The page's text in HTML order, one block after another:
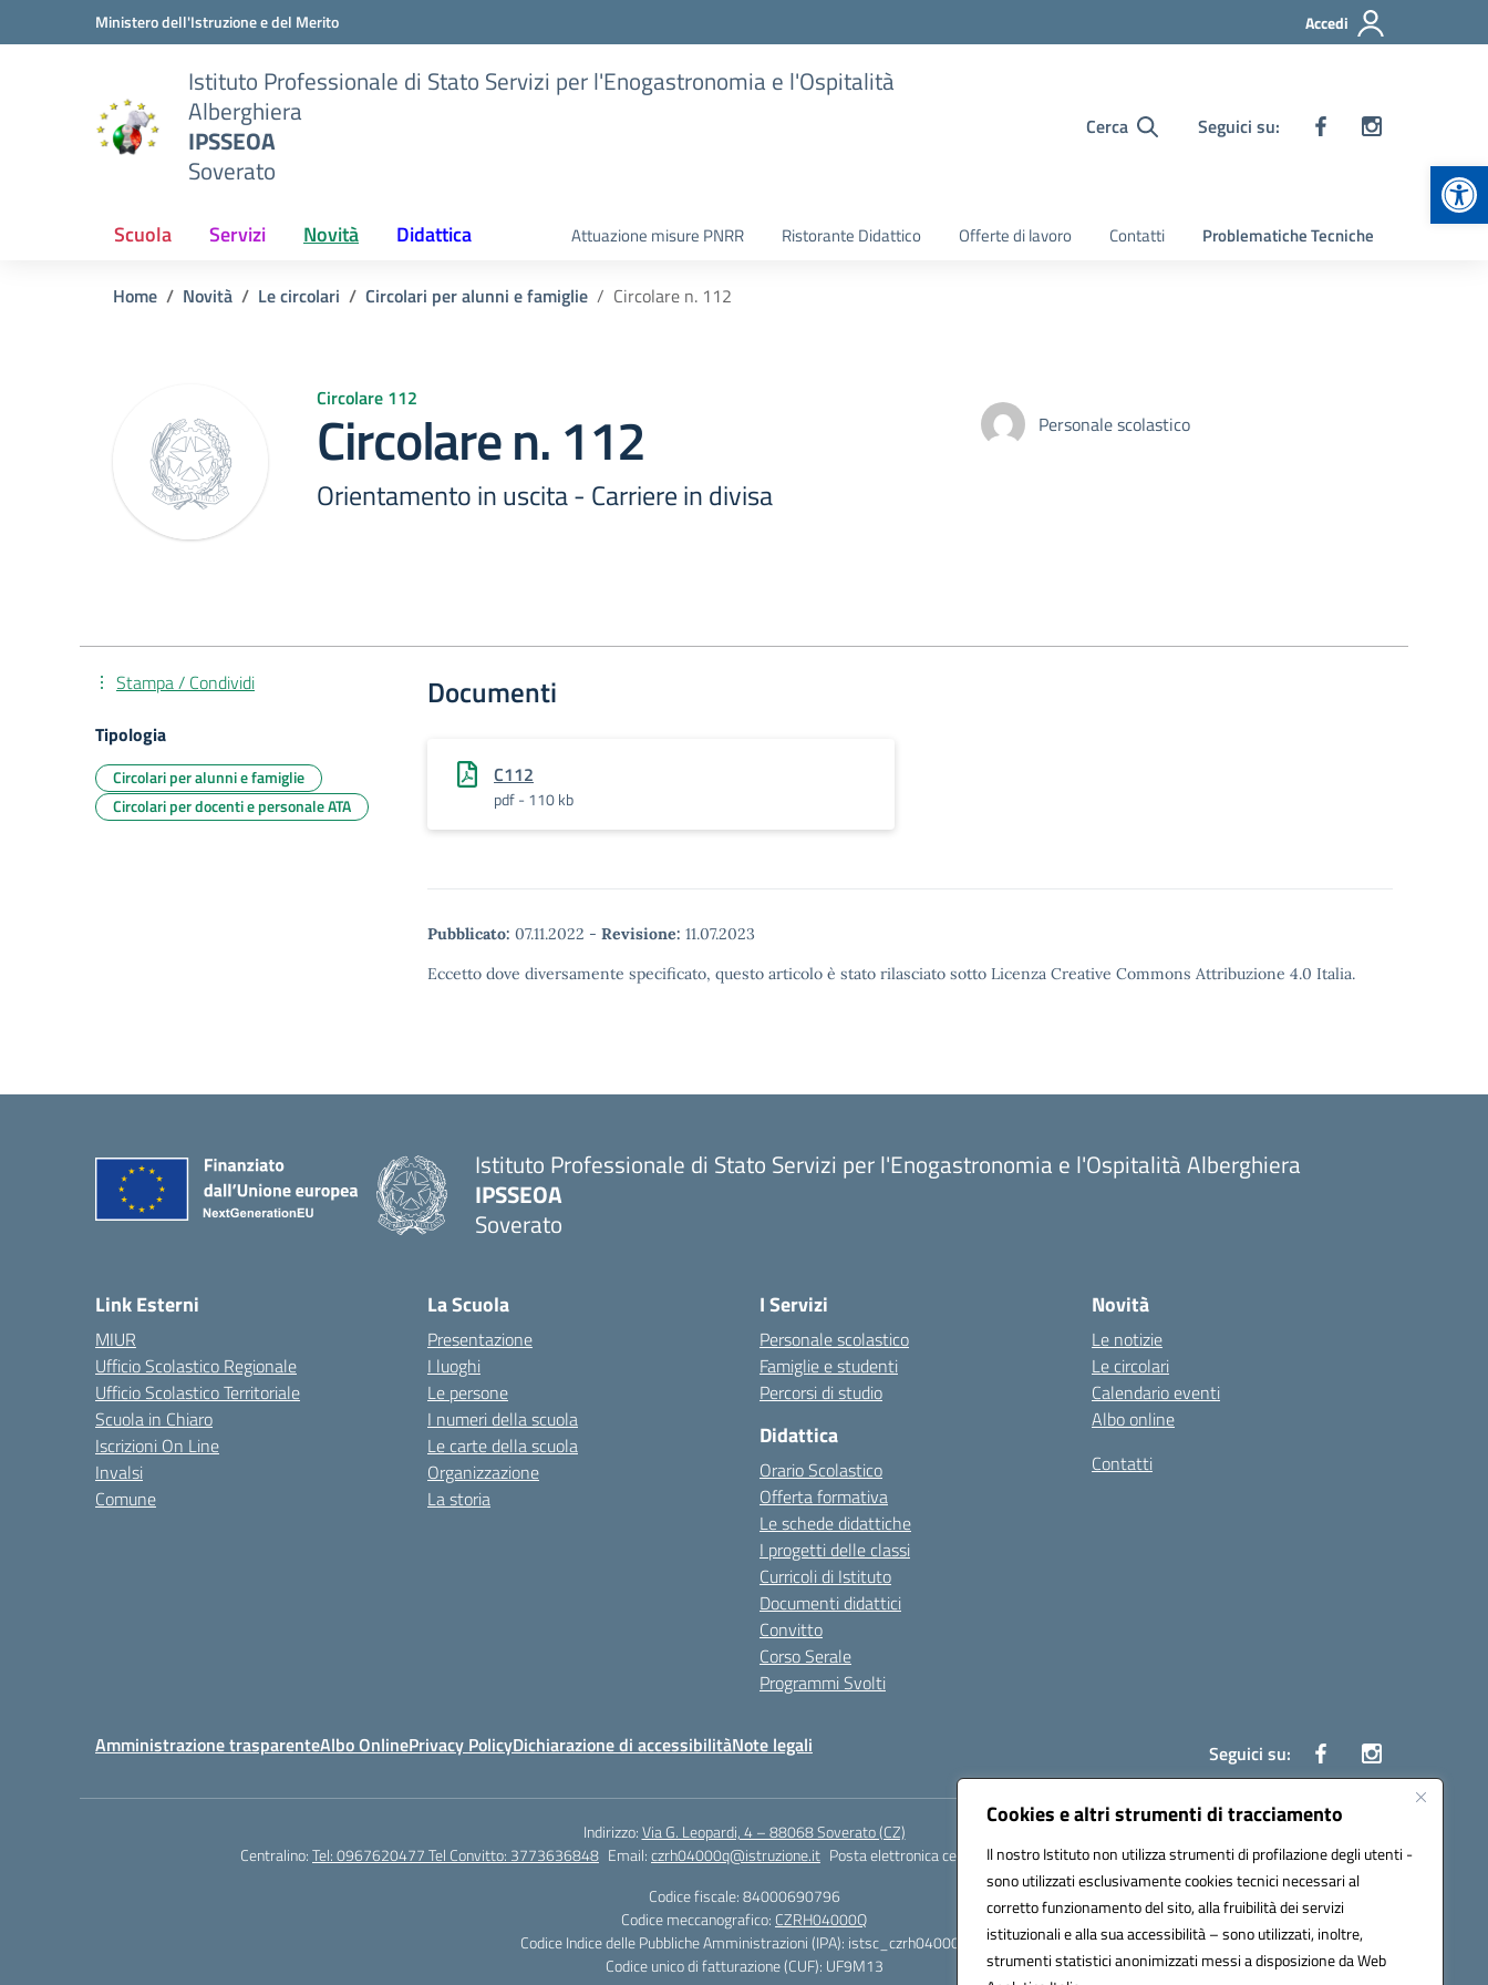
Cookies e altri strumenti di tracciamento
Il nostro Istituto non utilizza strumenti di profilazione degli utenti -
sono utilizzati esclusivamente cookies tecnici necessari al
corretto funzionamento del sito, alla fruibilità dei servizi
istituzionali e alla sua accessibilità – sono utilizzati, inoltre,
strumenti statistici anonimizzati messi a disposizione da Web
Vai ai contenuti
Vai al menu di navigazioneMinistero dell'Istruzione e del Merito Accedi
Istituto Professionale di Stato Servizi per l'Enogastronomia e l'Ospitalità
Alberghiera
IPSSEOA
Soverato
Cerca Seguici su:
Scuola Servizi Novità Didattica Attuazione misure PNRR Ristorante Didattico Offerte di lavoro Contatti Problematiche Tecniche
Home Novità Le circolari Circolari per alunni e famiglie Circolare n. 112
Circolare 112
Circolare n. 112
Orientamento in uscita - Carriere in divisa
Personale scolastico
Documenti
C112
pdf - 110 kb
Pubblicato: 07.11.2022 - Revisione: 11.07.2023
Eccetto dove diversamente specificato, questo articolo è stato rilasciato sotto Licenza Creative Commons Attribuzione 4.0 Italia.
Stampa / Condividi
Tipologia
Circolari per alunni e famiglie
Circolari per docenti e personale ATA
Istituto Professionale di Stato Servizi per l'Enogastronomia e l'Ospitalità Alberghiera
IPSSEOA
Soverato
Link Esterni
MIUR
Ufficio Scolastico Regionale
Ufficio Scolastico Territoriale
Scuola in Chiaro
Iscrizioni On Line
Invalsi
Comune
La Scuola
Presentazione
I luoghi
Le persone
I numeri della scuola
Le carte della scuola
Organizzazione
La storia
I Servizi
Personale scolastico
Famiglie e studenti
Percorsi di studio
Didattica
Orario Scolastico
Offerta formativa
Le schede didattiche
I progetti delle classi
Curricoli di Istituto
Documenti didattici
Convitto
Corso Serale
Programmi Svolti
Novità
Le notizie
Le circolari
Calendario eventi
Albo online
Contatti
Amministrazione trasparenteAlbo OnlinePrivacy PolicyDichiarazione di accessibilitàNote legali Seguici su:
Indirizzo:Via G. Leopardi, 4 – 88068 Soverato (CZ)
Centralino:Tel: 0967620477 Tel Convitto: 3773636848 Email:czrh04000q@istruzione.it Posta elettronica certificata (PEC):czrh04000q@pec.istruzione.it
Codice fiscale: 84000690796
Codice meccanografico: CZRH04000Q
Codice Indice delle Pubbliche Amministrazioni (IPA): istsc_czrh04000q
Codice unico di fatturazione (CUF): UF9M13